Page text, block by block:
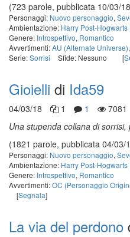
(723 parole, pubblicata 10/03/
Personaggi: Nuovo personaggio,
Ambientazione: Harry Post-Hogwarts
Genere: Introspettivo, Romantico
Avvertimenti:AU (Alternate Universe),
Serie:Sorrisi Sfide: Nessuno [
Gioielli di Ida59
04/03/18 1 1 7081
Una stupenda collana di
(1821 parole, pubblicata 04/03/
Personaggi: Nuovo personaggio,
Ambientazione: Harry Post-Hogwarts
Genere: Introspettivo, Romantico
Avvertimenti:OC (Personaggio
[Segnala]
La via del perdono